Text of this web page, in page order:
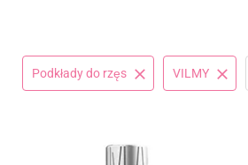
Podkłady do rzęs VILMY